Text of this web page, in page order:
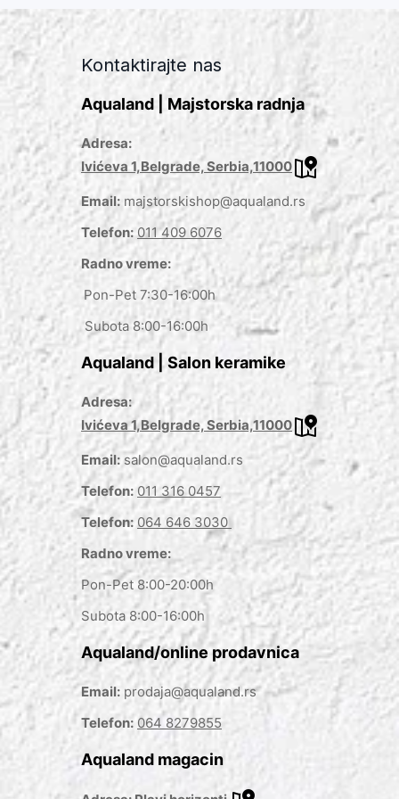
Kontaktirajte nas
Aqualand | Majstorska radnja
Adresa:
Ivićeva 1,Belgrade, Serbia,11000
Email: majstorskishop@aqualand.rs
Telefon: 011 409 6076
Radno vreme:
Pon-Pet 7:30-16:00h
Subota 8:00-16:00h
Aqualand | Salon keramike
Adresa:
Ivićeva 1,Belgrade, Serbia,11000
Email: salon@aqualand.rs
Telefon: 011 316 0457
Telefon: 064 646 3030
Radno vreme:
Pon-Pet 8:00-20:00h
Subota 8:00-16:00h
Aqualand/online prodavnica
Email: prodaja@aqualand.rs
Telefon: 064 8279855
Aqualand magacin